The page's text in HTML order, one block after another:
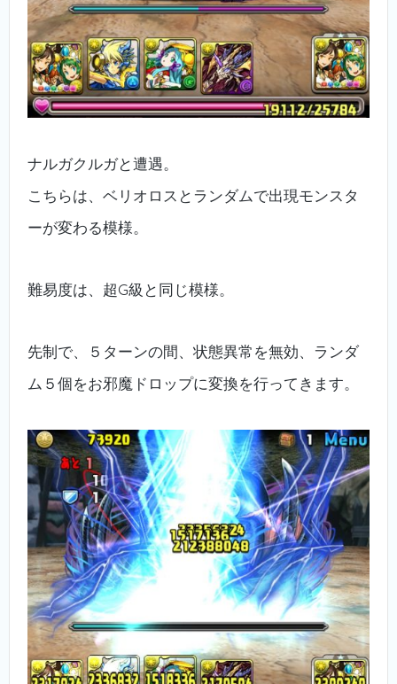
ナルガクルガと遭遇。
こちらは、ベリオロスとランダムで出現モンスタ
ーが変わる模様。
難易度は、超G級と同じ模様。
先制で、５ターンの間、状態異常を無効、ランダ
ム５個をお邪魔ドロップに変換を行ってきます。